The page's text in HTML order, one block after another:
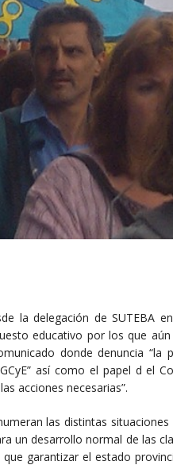
la delegación de SUTEBA
educativo por los que
donde denuncia
así como el papel d el
acciones necesarias”.
las distintas
un desarrollo normal de las
garantizar el estado